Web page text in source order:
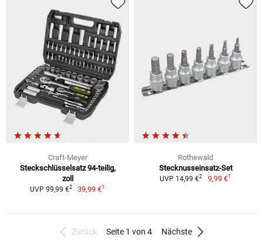
Craft-Meyer
Steckschlüsselsatz 94-teilig,
zoll
UVP 99,99 €2 39,99 €1
Rothewald
Stecknusseinsatz-Set
UVP 14,99 €2 9,99 €1
Zurück Seite 1 von 4 Nächste